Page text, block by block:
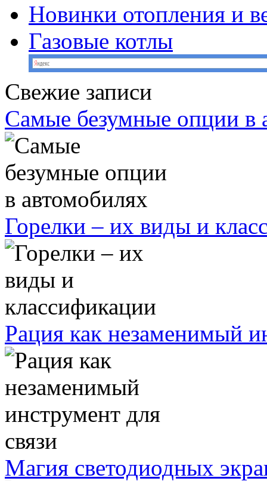
Новинки отопления и
Газовые котлы
Свежие записи
Самые безумные опции в
Горелки – их виды и
Рация как незаменимый
Магия светодиодных